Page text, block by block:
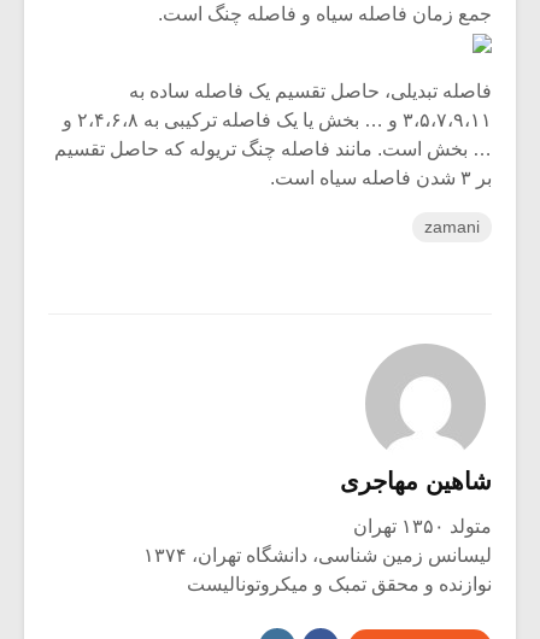
جمع زمان فاصله سیاه و فاصله چنگ است.
فاصله تبدیلی، حاصل تقسیم یک فاصله ساده به
۳،۵،۷،۹،۱۱ و … بخش یا یک فاصله ترکیبی به ۲،۴،۶،۸ و
… بخش است. مانند فاصله چنگ تریوله که حاصل تقسیم
zamani
شاهین مهاجری
متولد ۱۳۵۰ تهران
لیسانس زمین شناسی، دانشگاه تهران، ۱۳۷۴
نوازنده و محقق تمبک و میکروتونالیست